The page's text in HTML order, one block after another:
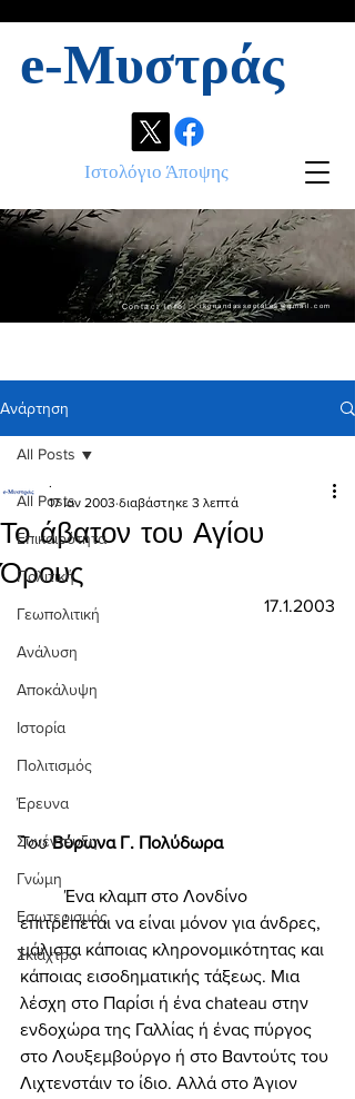
e-Μυστράς
Ιστολόγιο Άποψης
Contact info: ikonandassociates@gmail.com
Ανάρτηση
All Posts
Επικαιρότητα
Πολιτική
Γεωπολιτική
Ανάλυση
Αποκάλυψη
Ιστορία
Πολιτισμός
Έρευνα
Συνέντευξη
Γνώμη
Εσωτερισμός
Σκιάχτρο
All Posts
Το άβατον του Αγίου
Όρους
.
17 Ιαν 2003 διαβάστηκε 3 λεπτά
17.1.2003
Του Βύρωνα Γ. Πολύδωρα
	Ένα κλαμπ στο Λονδίνο
επιτρέπεται να είναι μόνον για άνδρες,
μάλιστα κάποιας κληρονομικότητας και
κάποιας εισοδηματικής τάξεως. Μια
λέσχη στο Παρίσι ή ένα chateau στην
ενδοχώρα της Γαλλίας ή ένας πύργος
στο Λουξεμβούργο ή στο Βαντούτς του
Λιχτενστάιν το ίδιο. Αλλά στο Άγιον